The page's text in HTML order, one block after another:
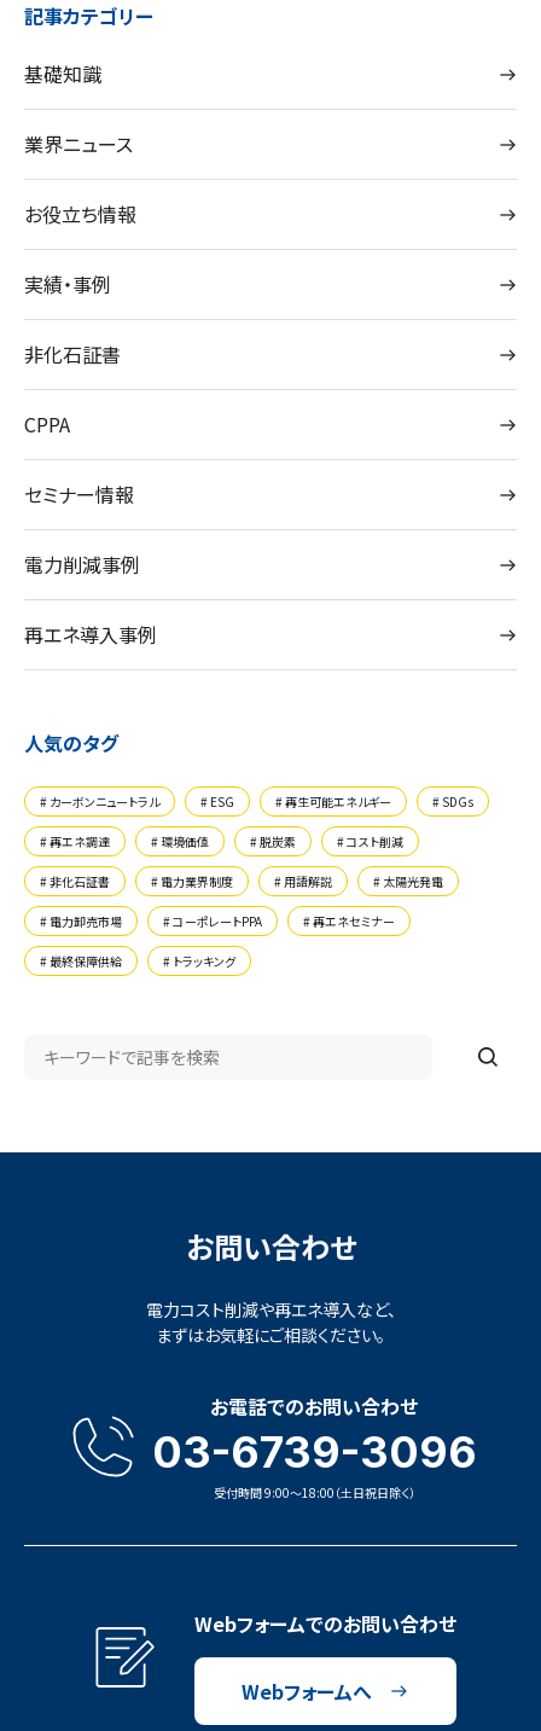
記事カテゴリー
基礎知識
業界ニュース
お役立ち情報
実績・事例
非化石証書
CPPA
セミナー情報
電力削減事例
再エネ導入事例
人気のタグ
カーボンニュートラル ESG 再生可能エネルギー SDGs
再エネ調達 環境価値 脱炭素 コスト削減
非化石証書 電力業界制度 用語解説 太陽光発電
電力卸売市場 コーポレートPPA 再エネセミナー
最終保障供給 トラッキング
お問い合わせ
電力コスト削減や再エネ導入など、
まずはお気軽にご相談ください。
お電話でのお問い合わせ
03-6739-3096
受付時間 9:00〜18:00（土日祝日除く）
Webフォームでのお問い合わせ
Webフォームへ